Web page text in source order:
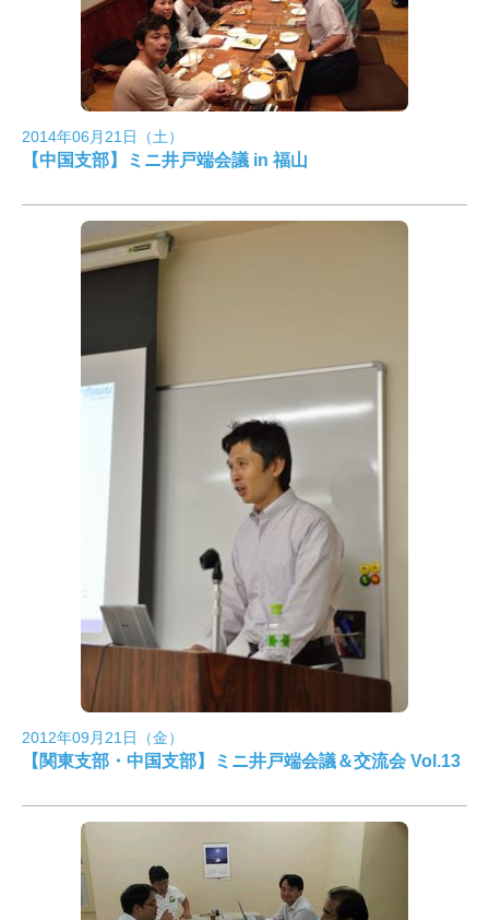
2014年06月21日（土）
【中国支部】ミニ井戸端会議 in 福山
2012年09月21日（金）
【関東支部・中国支部】ミニ井戸端会議＆交流会 Vol.13